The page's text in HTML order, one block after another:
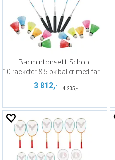
Badmintonsett School
3 812,- 4 235,-